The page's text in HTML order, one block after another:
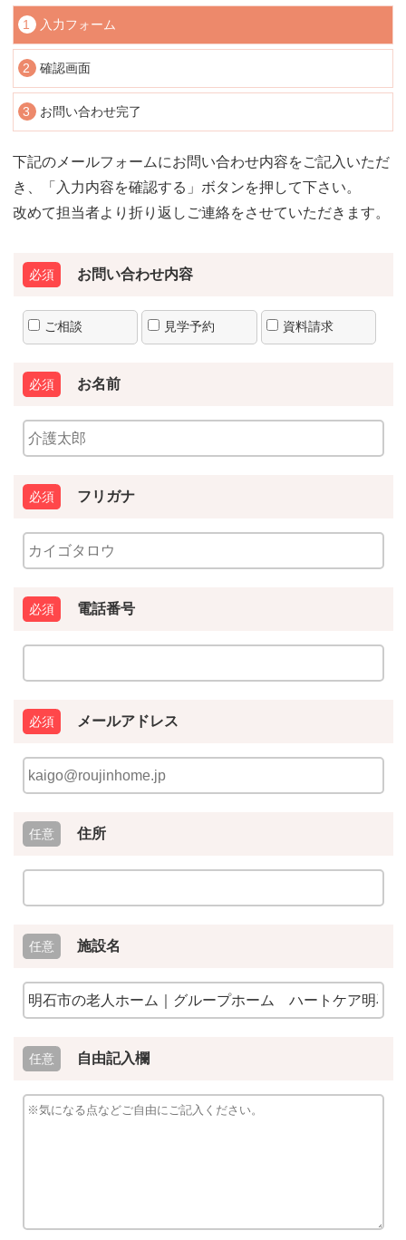
1 入力フォーム
2 確認画面
3 お問い合わせ完了
下記のメールフォームにお問い合わせ内容をご記入いただ
き、「入力内容を確認する」ボタンを押して下さい。
改めて担当者より折り返しご連絡をさせていただきます。
お問い合わせ内容
ご相談 見学予約 資料請求
お名前
フリガナ
電話番号
メールアドレス
住所
施設名
自由記入欄